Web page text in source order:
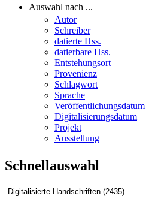
Auswahl nach ...
Autor
Schreiber
datierte Hss.
datierbare Hss.
Entstehungsort
Provenienz
Schlagwort
Sprache
Veröffentlichungsdatum
Digitalisierungsdatum
Projekt
Ausstellung
Schnellauswahl